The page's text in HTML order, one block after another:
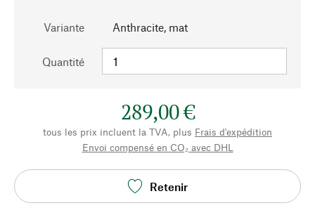
Variante Anthracite, mat
Quantité
289,00 €
tous les prix incluent la TVA, plus Frais d'expédition
Envoi compensé en CO₂ avec DHL
Retenir